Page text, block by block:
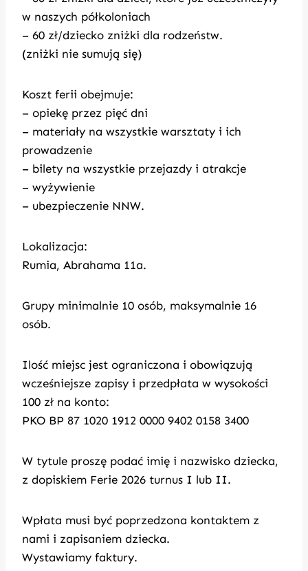
w naszych półkoloniach
– 60 zł/dziecko zniżki dla rodzeństw.
(zniżki nie sumują się)
Koszt ferii obejmuje:
– opiekę przez pięć dni
– materiały na wszystkie warsztaty i ich
prowadzenie
– bilety na wszystkie przejazdy i atrakcje
– wyżywienie
– ubezpieczenie NNW.
Lokalizacja:
Rumia, Abrahama 11a.
Grupy minimalnie 10 osób, maksymalnie 16
osób.
Ilość miejsc jest ograniczona i obowiązują
wcześniejsze zapisy i przedpłata w wysokości
100 zł na konto:
PKO BP 87 1020 1912 0000 9402 0158 3400
W tytule proszę podać imię i nazwisko dziecka,
z dopiskiem Ferie 2026 turnus I lub II.
Wpłata musi być poprzedzona kontaktem z
nami i zapisaniem dziecka.
Wystawiamy faktury.